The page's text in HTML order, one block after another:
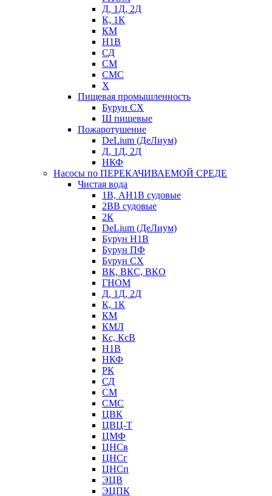
Д, 1Д, 2Д
К, 1К
КМ
Н1В
СД
СМ
СМС
Х
Пищевая промышленность
Бурун СХ
Ш пищевые
Пожаротушение
DeLium (ДеЛиум)
Д, 1Д, 2Д
НКФ
Насосы по ПЕРЕКАЧИВАЕМОЙ СРЕДЕ
Чистая вода
1В, АН1В судовые
2ВВ судовые
2К
DeLium (ДеЛиум)
Бурун Н1В
Бурун ПФ
Бурун СХ
ВК, ВКС, ВКО
ГНОМ
Д, 1Д, 2Д
К, 1К
КМ
КМЛ
Кс, КсВ
Н1В
НКФ
РК
СД
СМ
СМС
ЦВК
ЦВЦ-Т
ЦМФ
ЦНСв
ЦНСг
ЦНСп
ЭЦВ
ЭЦПК